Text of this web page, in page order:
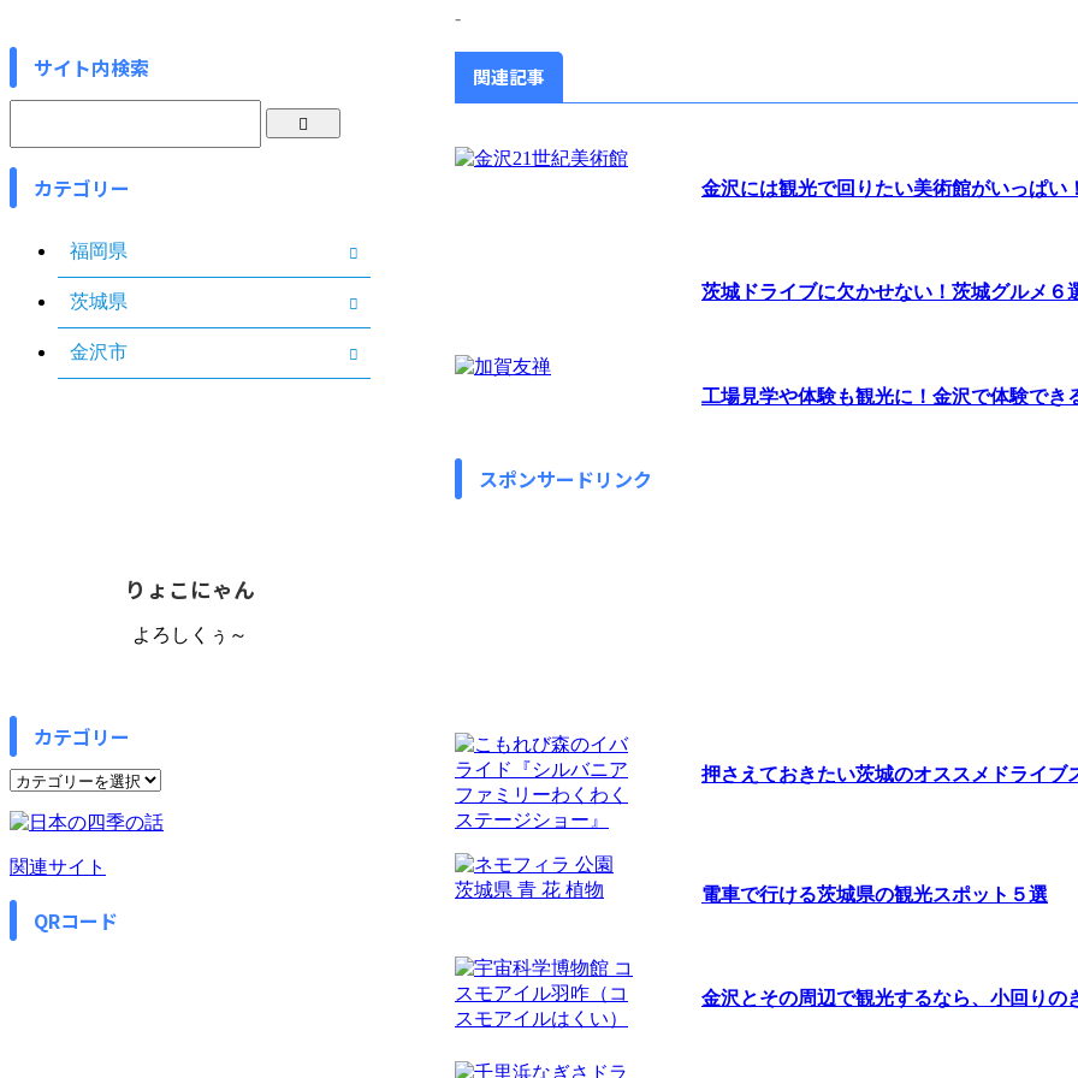
-
関連記事
金沢には観光で回りたい美術館がいっぱい
茨城ドライブに欠かせない！茨城グルメ６
工場見学や体験も観光に！金沢で体験でき
スポンサードリンク
押さえておきたい茨城のオススメドライブ
電車で行ける茨城県の観光スポット５選
金沢とその周辺で観光するなら、小回りの
サイト内検索
カテゴリー
福岡県
茨城県
金沢市
りょこにゃん
よろしくぅ～
カテゴリー
カ
ゴ
リ
ー
関連サイト
QRコード